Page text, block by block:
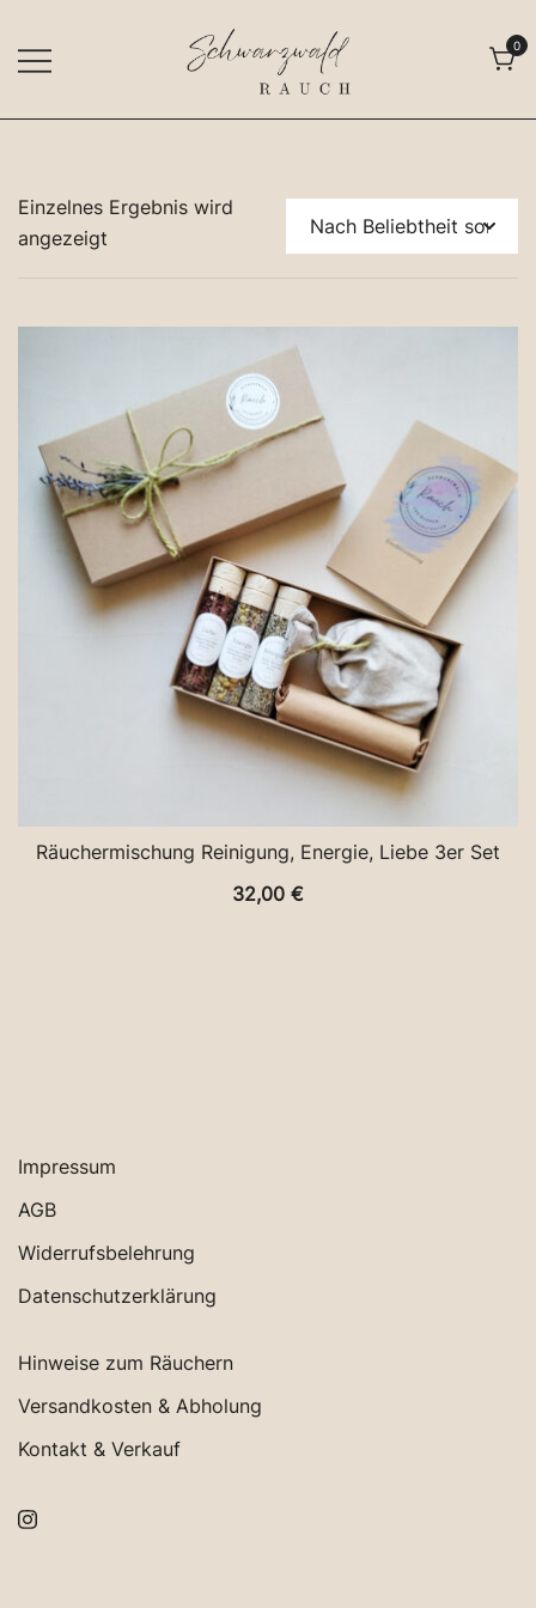
Inhalt
springen
Schwarzwald Rauch
Freiburger Räuchermanufaktur
0
Einzelnes Ergebnis wird
angezeigt
Räuchermischung Reinigung, Energie, Liebe 3er Set
32,00 €
Impressum
AGB
Widerrufsbelehrung
Datenschutzerklärung
Hinweise zum Räuchern
Versandkosten & Abholung
Kontakt & Verkauf